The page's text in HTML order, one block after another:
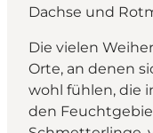
Dachse und
Die vielen
Orte, an denen
wohl fühlen, die
den